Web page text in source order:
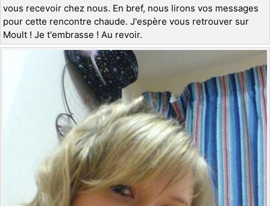
vous recevoir chez nous. En bref, nous lirons vos messages
pour cette rencontre chaude. J'espère vous retrouver sur
Moult ! Je t'embrasse ! Au revoir.